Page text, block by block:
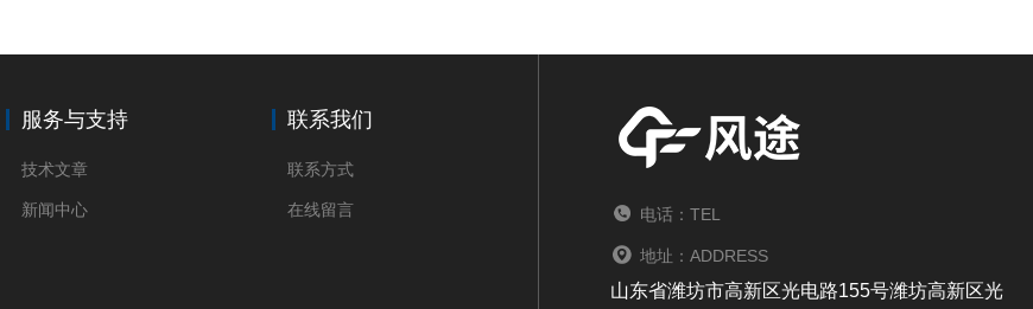
服务与支持
技术文章
新闻中心
联系我们
联系方式
在线留言 电话：TEL
地址：ADDRESS
山东省潍坊市高新区光电路155号潍坊高新区光